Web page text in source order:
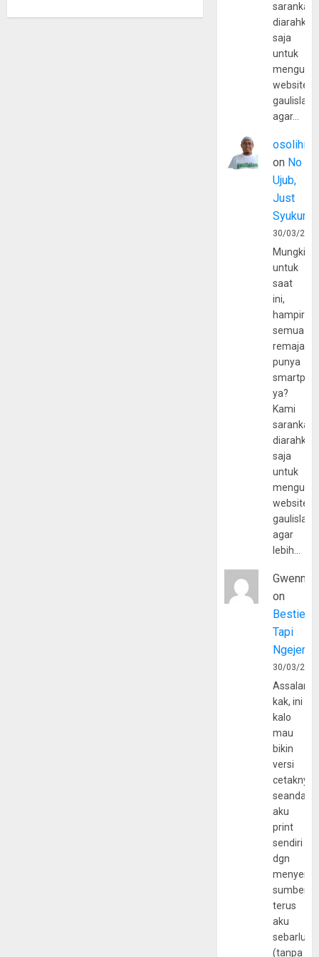
sarankan,
diarahkan
saja
untuk
website
agar…
osolihin
on No
Ujub,
Just
Syukur
30/03/
Mungkin
untuk
saat
ini,
hampir
semua
remaja
punya
ya?
Kami
sarankan,
diarahkan
saja
untuk
website
agar
lebih…
Gwenny
on
Bestie
Tapi
30/03/
kak, ini
kalo
mau
bikin
versi
cetaknya
aku
print
sendiri
dgn
sumber
terus
aku
(tanpa